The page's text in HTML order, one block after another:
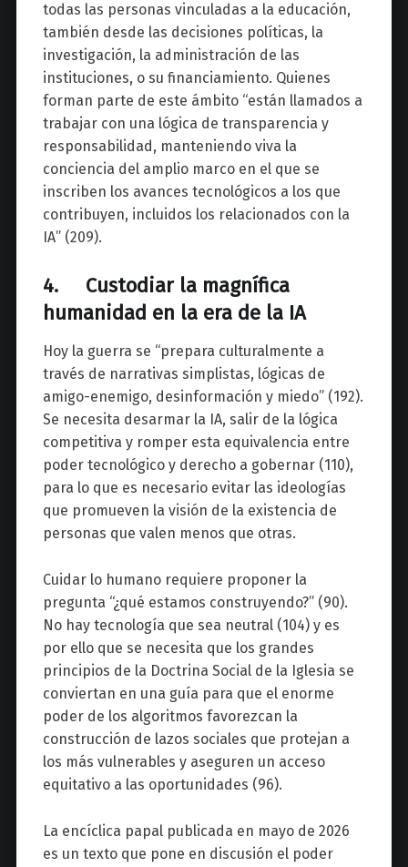
todas las personas vinculadas a la educación,
también desde las decisiones políticas, la
investigación, la administración de las
instituciones, o su financiamiento. Quienes
forman parte de este ámbito “están llamados a
trabajar con una lógica de transparencia y
responsabilidad, manteniendo viva la
conciencia del amplio marco en el que se
inscriben los avances tecnológicos a los que
contribuyen, incluidos los relacionados con la
IA” (209).
4. Custodiar la magnífica
humanidad en la era de la IA
Hoy la guerra se “prepara culturalmente a
través de narrativas simplistas, lógicas de
amigo-enemigo, desinformación y miedo” (192).
Se necesita desarmar la IA, salir de la lógica
competitiva y romper esta equivalencia entre
poder tecnológico y derecho a gobernar (110),
para lo que es necesario evitar las ideologías
que promueven la visión de la existencia de
personas que valen menos que otras.
Cuidar lo humano requiere proponer la
pregunta “¿qué estamos construyendo?” (90).
No hay tecnología que sea neutral (104) y es
por ello que se necesita que los grandes
principios de la Doctrina Social de la Iglesia se
conviertan en una guía para que el enorme
poder de los algoritmos favorezcan la
construcción de lazos sociales que protejan a
los más vulnerables y aseguren un acceso
equitativo a las oportunidades (96).
La encíclica papal publicada en mayo de 2026
es un texto que pone en discusión el poder